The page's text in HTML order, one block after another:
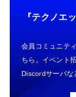
『テクノエ
会員コミュニテ
ちら。イベント
Discordサーバな